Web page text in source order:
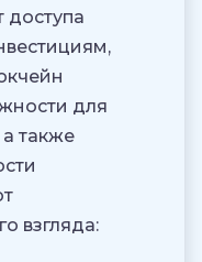
доступа
для
также
взгляда: